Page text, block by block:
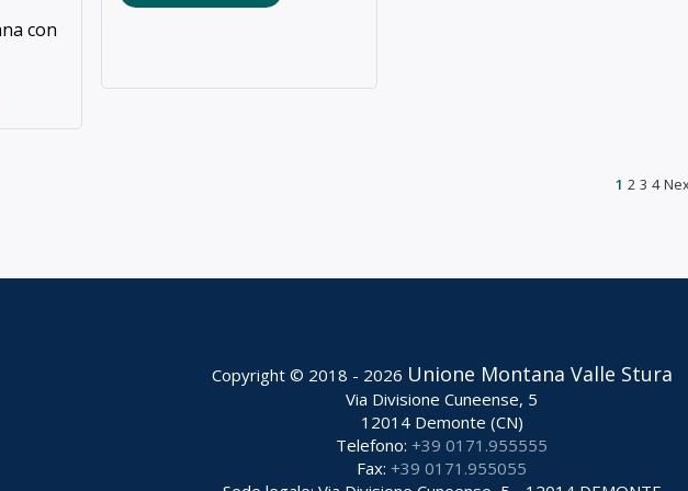
con
1 2 3 4
Copyright © 2018 - 2026 Unione Montana Valle Stura
Via Divisione Cuneense, 5
12014 Demonte (CN)
Telefono:+39 0171.955555
Fax:+39 0171.955055